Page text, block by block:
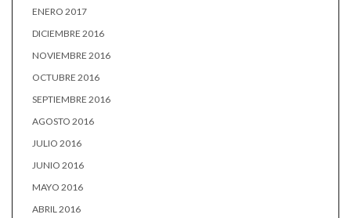
ENERO 2017
DICIEMBRE 2016
NOVIEMBRE 2016
OCTUBRE 2016
SEPTIEMBRE 2016
AGOSTO 2016
JULIO 2016
JUNIO 2016
MAYO 2016
ABRIL 2016